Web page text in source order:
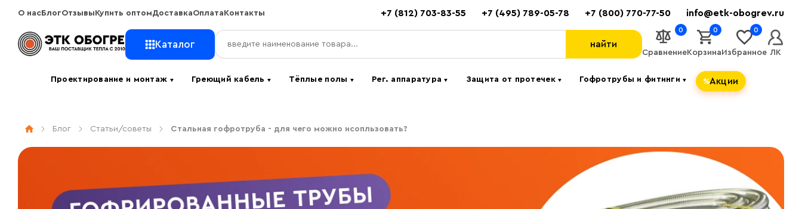
О нас БлогОтзывы Купить оптомДоставкаОплата Контакты +7 (812) 703-83-55 +7 (495) 789-05-78 +7 (800) 770-77-50 info@etk-obogrev.ru
Каталог найти
Сравнение
0
Корзина
0
Избранное
0
ЛК
Проектирование и монтаж ▼ Греющий кабель▼ Тёплые полы ▼ Рег. аппаратура▼ Защита от протечек▼ Гофротрубы и фитинги▼ Акции
Блог Статьи/советы Стальная гофротруба - для чего можно исопльзовать?